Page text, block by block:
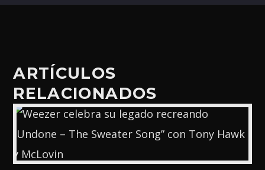
ARTÍCULOS
RELACIONADOS